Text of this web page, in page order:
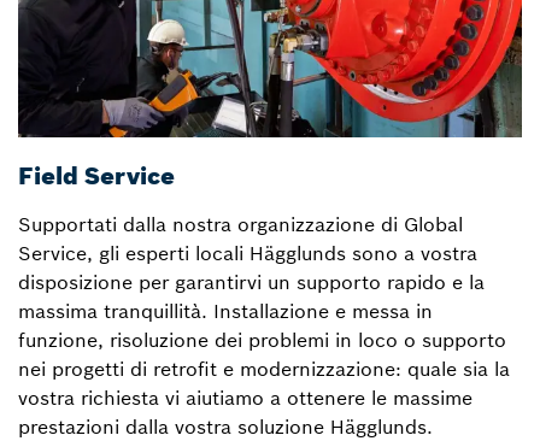
Field Service
Supportati dalla nostra organizzazione di Global
Service, gli esperti locali Hägglunds sono a vostra
disposizione per garantirvi un supporto rapido e la
massima tranquillità. Installazione e messa in
funzione, risoluzione dei problemi in loco o supporto
nei progetti di retrofit e modernizzazione: quale sia la
vostra richiesta vi aiutiamo a ottenere le massime
prestazioni dalla vostra soluzione Hägglunds.